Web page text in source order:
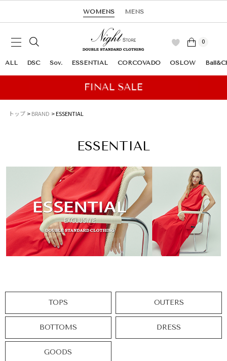
WOMENS MENS
0
ALL DSC Sov. ESSENTIAL CORCOVADO OSLOW
トップ BRAND ESSENTIAL
ESSENTIAL
TOPS OUTERS
BOTTOMS DRESS
GOODS